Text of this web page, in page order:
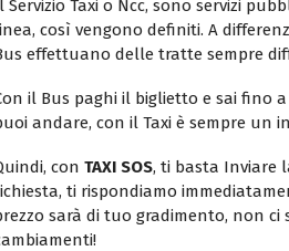
Servizio Taxi o Ncc, sono servizi
così vengono definiti. A
effettuano delle tratte sempre
il Bus paghi il biglietto e sai fino a
andare, con il Taxi è sempre un
con TAXI SOS, ti basta Inviare
ti rispondiamo
sarà di tuo gradimento, non ci